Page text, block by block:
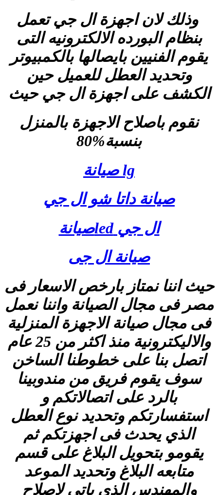
وذلك لان اجهزة ال جي تعمل
بنظام البورده الالكترونيه التى
يقوم الفنيين بايصالها بالكمبيوتر
وتحديد العطل للعميل حين
الكشف على اجهزة ال جي حيث
نقوم باصلاح الاجهزة بالمنزل
بنسبة%80
lg صيانة
صيانة داتا شو ال جي
ال جي ledصيانة
صيانة ال جى
حيث اننا نمتاز بارخص الاسعار فى
مصر فى مجال الصيانة واننا نعمل
فى مجال صيانة الاجهزة المنزلية
والاليكترونية منذ اكثر من 25 عام
اتصل بنا على خطوطنا الساخن
سوف يقوم فريق من مندوبينا
بالرد على اتصالاتكم و
استفسارتكم وتحديد نوع العطل
الذي يحدث فى اجهزتكم ثم
يقومو بتحويل البلاغ على قسم
متابعه البلاغ وتحديد الموعد
والمهندس الذى ياتى لاصلاح